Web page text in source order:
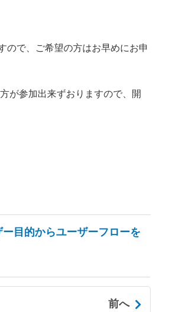
ので、ご希望の方はお早めにお申
が参加出来ずおりますので、開
目的からユーザーフローを
前へ